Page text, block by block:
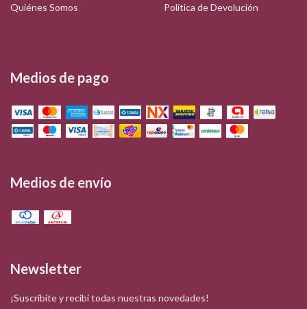
Quiénes Somos Política de Devolución
Medios de pago
Medios de envío
Newsletter
¡Suscribite y recibí todas nuestras novedades!